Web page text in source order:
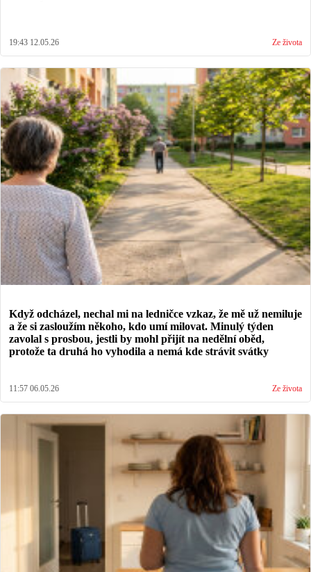
19:43 12.05.26 Ze života
Když odcházel, nechal mi na ledničce vzkaz, že mě už nemiluje
a že si zasloužím někoho, kdo umí milovat. Minulý týden
zavolal s prosbou, jestli by mohl přijít na nedělní oběd,
protože ta druhá ho vyhodila a nemá kde strávit svátky
11:57 06.05.26 Ze života